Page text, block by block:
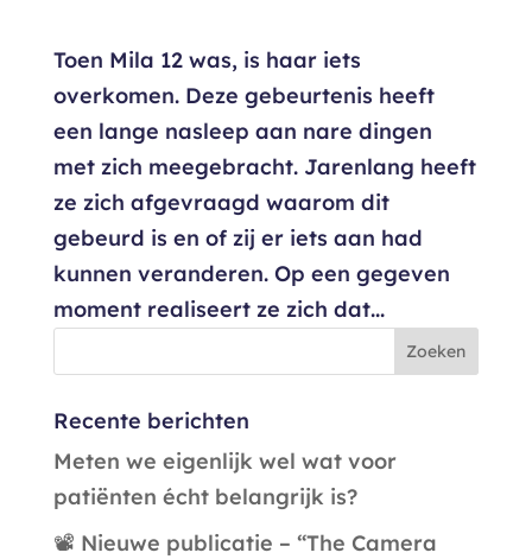
Toen Mila 12 was, is haar iets
overkomen. Deze gebeurtenis heeft
een lange nasleep aan nare dingen
met zich meegebracht. Jarenlang heeft
ze zich afgevraagd waarom dit
gebeurd is en of zij er iets aan had
kunnen veranderen. Op een gegeven
moment realiseert ze zich dat...
Recente berichten
Meten we eigenlijk wel wat voor
patiënten écht belangrijk is?
📽️ Nieuwe publicatie – “The Camera